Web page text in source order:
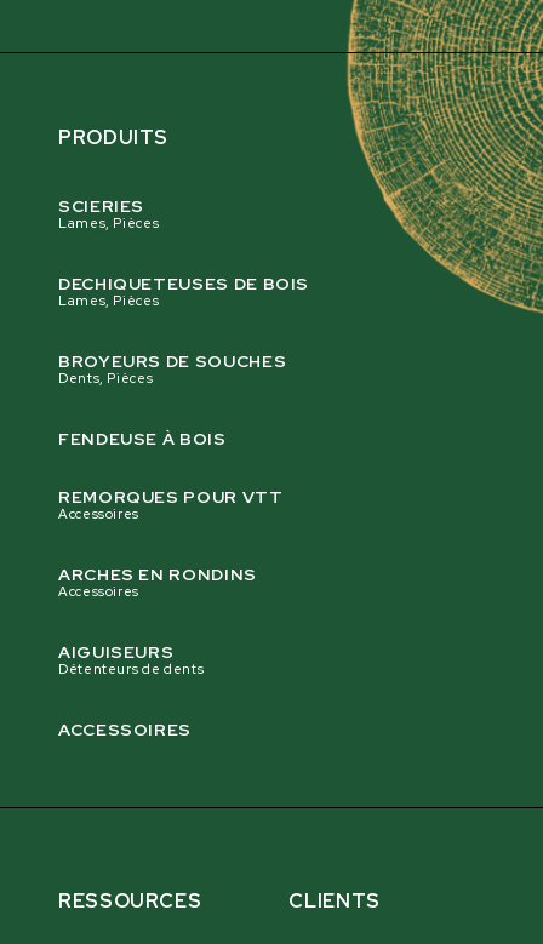
PRODUITS
SCIERIES
Lames, Pièces
DECHIQUETEUSES DE BOIS
Lames, Pièces
BROYEURS DE SOUCHES
Dents, Pièces
FENDEUSE À BOIS
REMORQUES POUR VTT
Accessoires
ARCHES EN RONDINS
Accessoires
AIGUISEURS
Détenteurs de dents
ACCESSOIRES
RESSOURCES CLIENTS